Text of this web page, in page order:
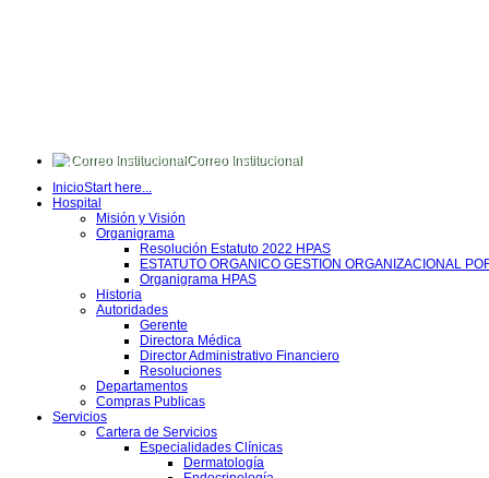
Correo Institucional
Intranet
Quipux
InicioStart here...
Hospital
Misión y Visión
Organigrama
Resolución Estatuto 2022 HPAS
ESTATUTO ORGANICO GESTION ORGANIZACIONAL
Organigrama HPAS
Historia
Autoridades
Gerente
Directora Médica
Director Administrativo Financiero
Resoluciones
Departamentos
Compras Publicas
Servicios
Cartera de Servicios
Especialidades Clínicas
Dermatología